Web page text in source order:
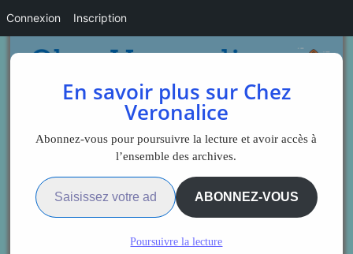
En savoir plus sur Chez
Veronalice
Abonnez-vous pour poursuivre la lecture et avoir accès à
l’ensemble des archives.
Saisissez votre adresse e-mail…
ABONNEZ-VOUS
Poursuivre la lecture
Connexion Inscription